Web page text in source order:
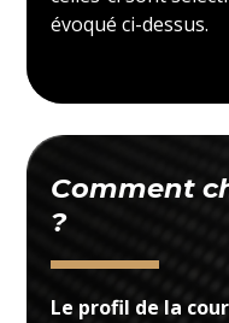
évoqué ci-dessus.
Comment
?
Le profil de la